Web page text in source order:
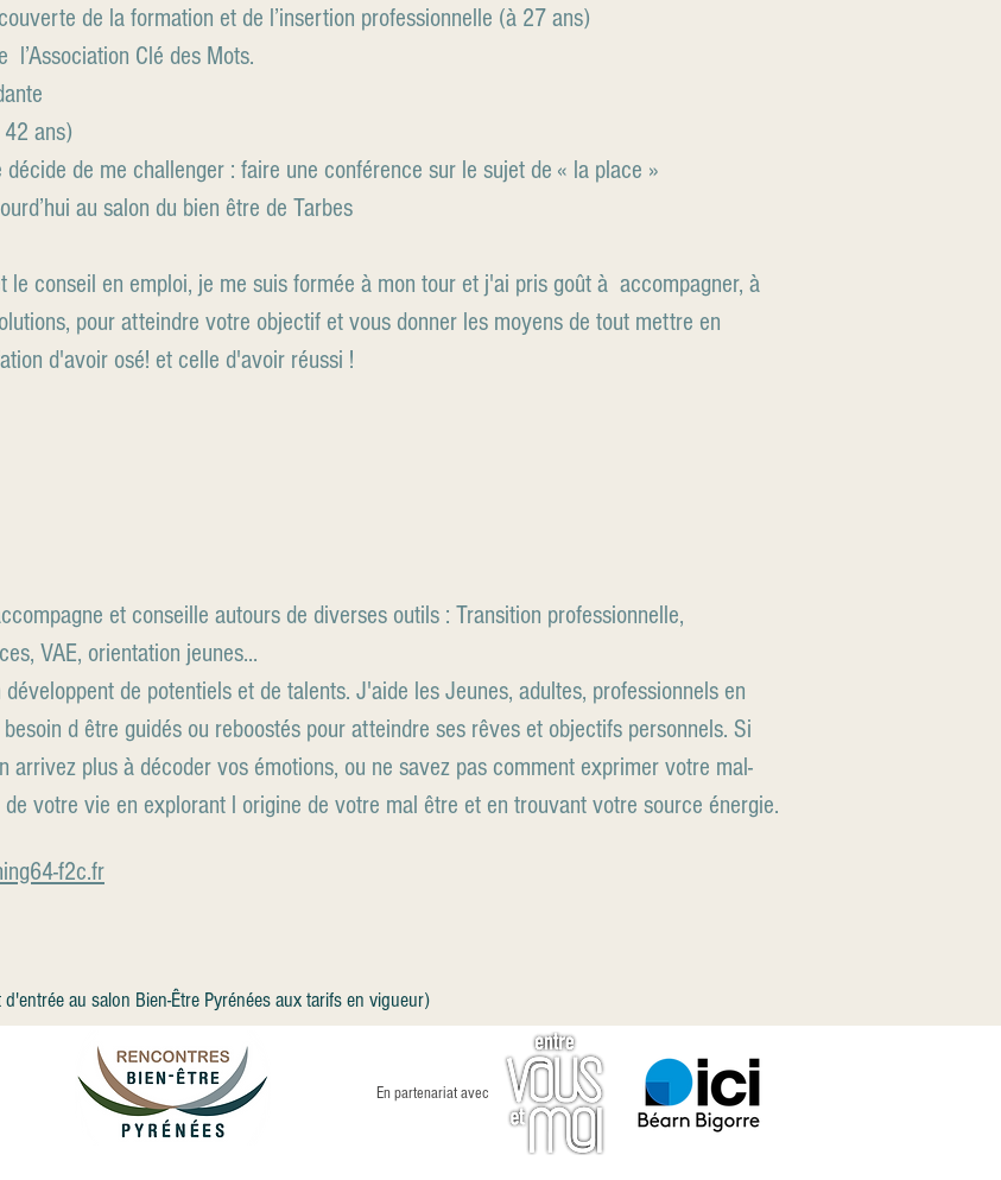
de la formation et de l’insertion professionnelle (à 27 ans)
Clé des Mots.
ans)
de me challenger : faire une conférence sur le sujet de « la place »
au salon du bien être de Tarbes
le conseil en emploi, je me suis formée à mon tour et j'ai pris goût à accompagner, à
pour atteindre votre objectif et vous donner les moyens de tout mettre en
d'avoir osé! et celle d'avoir réussi !
et conseille autours de diverses outils : Transition professionnelle,
VAE, orientation jeunes...
de potentiels et de talents. J'aide les Jeunes, adultes, professionnels en
d être guidés ou reboostés pour atteindre ses rêves et objectifs personnels. Si
arrivez plus à décoder vos émotions, ou ne savez pas comment exprimer votre mal-
votre vie en explorant l origine de votre mal être et en trouvant votre source énergie.
f2c.fr
au salon Bien-Être Pyrénées aux tarifs en vigueur)
En partenariat avec